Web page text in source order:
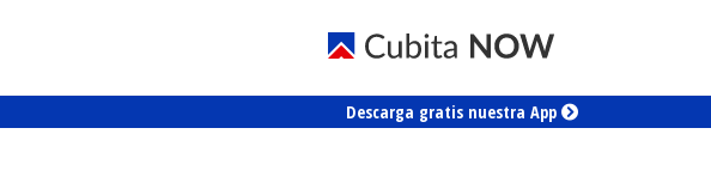
Descarga gratis nuestra App